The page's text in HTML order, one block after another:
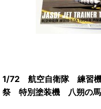
1/72 航空自衛隊 練習
祭 特別塗装機 八朔の